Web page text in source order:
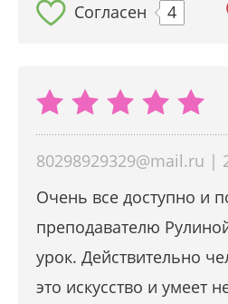
Согласен 4
80298929329@mail.ru |
Очень все доступно и
преподавателю
урок. Действительно
это искусство и умеет